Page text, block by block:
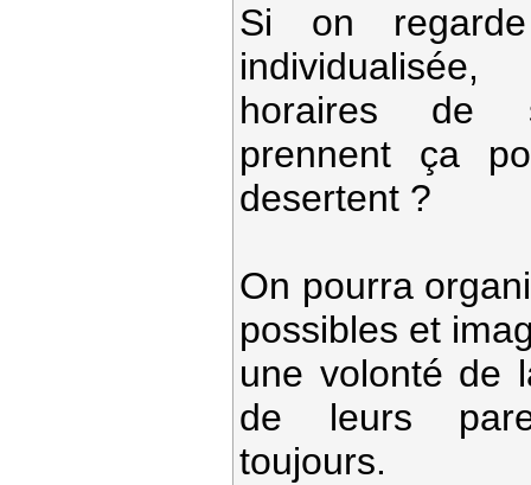
Si on
horaires de
prennent ça
desertent ?
On pourra
possibles et
une volonté de
de leurs
toujours.